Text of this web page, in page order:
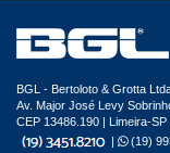
BGL - Bertoloto & Grotta
Av. Major José Levy
CEP 13486.190 | Limeira-SP
|
(19)